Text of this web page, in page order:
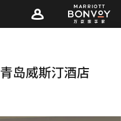
青岛威斯汀酒店